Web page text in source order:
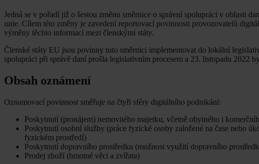
Jedná se v pořadí již o šestou změnu směrnice o správní spolupráci v oblasti
unie. Cílem této změny je zavedení reportovací povinnosti provozovatelů
výměny těchto informací mezi členskými státy.
Členské státy EU jsou povinny tuto směrnici implementovat do lokální
spolupráci při správě daní prošla legislativním procesem a 23. listopadu 2022
Obsah oznámení
Oznamovací povinnost směřuje na čtyři sféry digitálního podnikání:
Poskytnutí (pronájem) nemovitého majetku, včetně obytného i
Poskytnutí osobní služby (práce fyzické osoby založené na čase nebo
fyzickém prostředí)
Poskytnutí dopravního prostředku (možnost využití dopravního
Prodej zboží (hmotné věci a zvířata)